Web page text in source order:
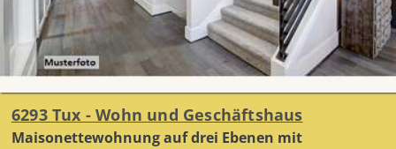
6293 Tux - Wohn und Geschäftshaus
Maisonettewohnung auf drei Ebenen mit